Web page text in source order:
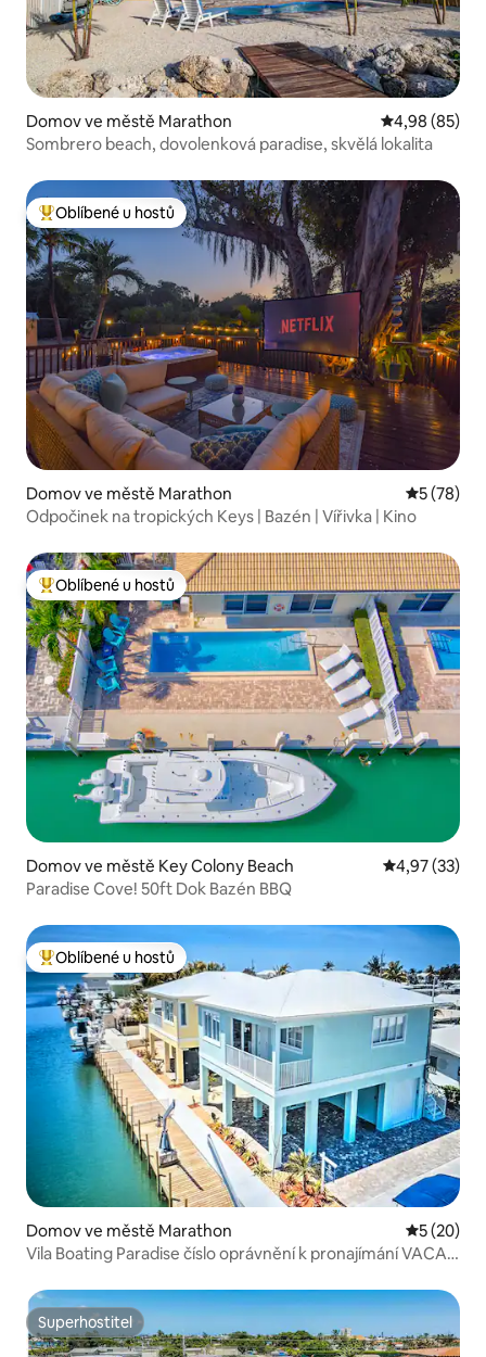
Domov ve městě Marathon Průměrné
4,98 (85)
Sombrero beach, dovolenková paradise, skvělá lokalita
Nejlepší v kategorii Oblíbené u hostů
Oblíbené u hostů
Domov ve městě Marathon Průměrné
5 (78)
Odpočinek na tropických Keys | Bazén | Vířivka | Kino
Nejlepší v kategorii Oblíbené u hostů
Oblíbené u hostů
Domov ve městě Key Colony Beach Průměrné
4,97 (33)
Paradise Cove! 50ft Dok Bazén BBQ
Nejlepší v kategorii Oblíbené u hostů
Oblíbené u hostů
Domov ve městě Marathon Průměrné
5 (20)
Vila Boating Paradise číslo oprávnění k pronajímání VACA-
Superhostitel
Superhostitel